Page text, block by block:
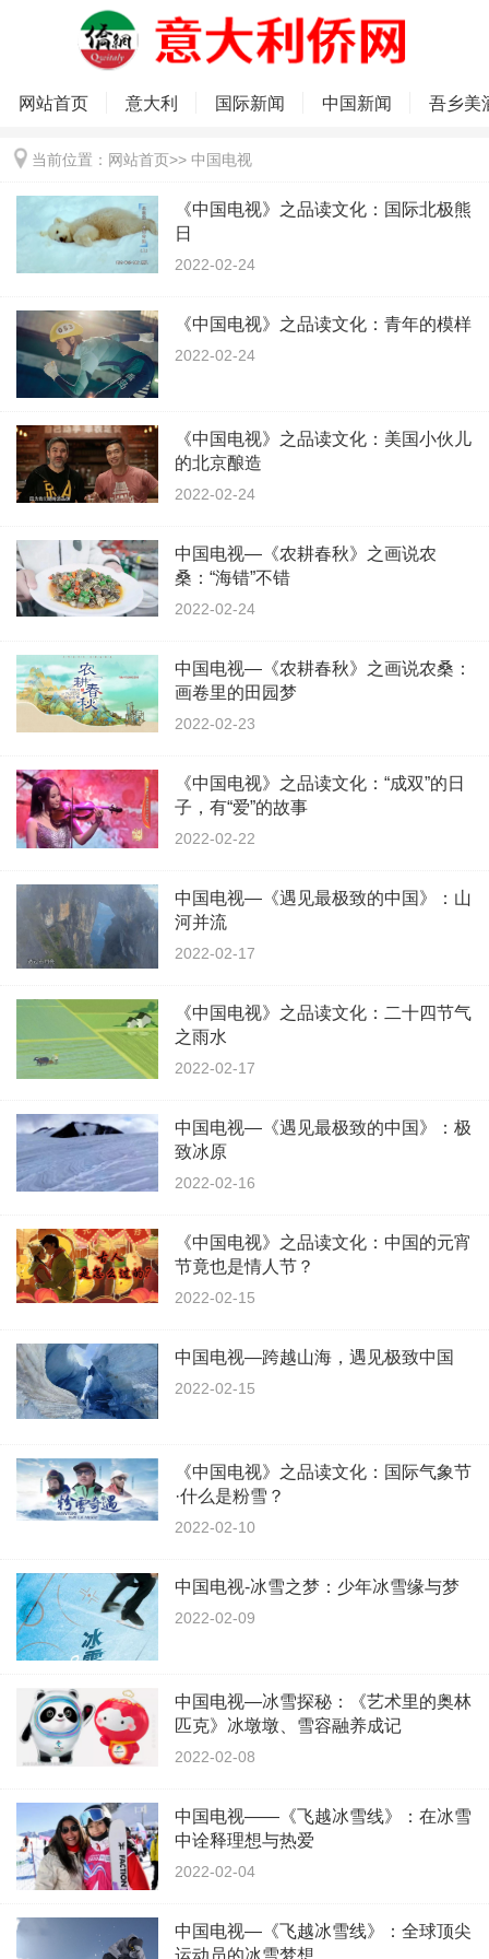
网站首页 意大利 国际新闻 中国新闻 吾乡美
当前位置： 网站首页>> 中国电视
《中国电视》之品读文化：国际北极熊
日
2022-02-24
《中国电视》之品读文化：青年的模样
2022-02-24
《中国电视》之品读文化：美国小伙儿
的北京酿造
2022-02-24
中国电视—《农耕春秋》之画说农
桑：“海错”不错
2022-02-24
中国电视—《农耕春秋》之画说农桑：
画卷里的田园梦
2022-02-23
《中国电视》之品读文化：“成双”的日
子，有“爱”的故事
2022-02-22
中国电视—《遇见最极致的中国》：山
河并流
2022-02-17
《中国电视》之品读文化：二十四节气
之雨水
2022-02-17
中国电视—《遇见最极致的中国》：极
致冰原
2022-02-16
《中国电视》之品读文化：中国的元宵
节竟也是情人节？
2022-02-15
中国电视—跨越山海，遇见极致中国
2022-02-15
《中国电视》之品读文化：国际气象节
·什么是粉雪？
2022-02-10
中国电视-冰雪之梦：少年冰雪缘与梦
2022-02-09
中国电视—冰雪探秘：《艺术里的奥林
匹克》冰墩墩、雪容融养成记
2022-02-08
中国电视——《飞越冰雪线》：在冰雪
中诠释理想与热爱
2022-02-04
中国电视—《飞越冰雪线》：全球顶尖
运动员的冰雪梦想